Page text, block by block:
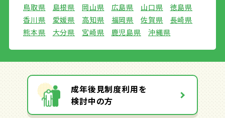
鳥取県
島根県 岡山県 広島県 山口県
徳島県
香川県
愛媛県 高知県 福岡県 佐賀県
長崎県
熊本県
大分県 宮崎県 鹿児島県 沖縄県
成年後見制度利用を
検討中の方